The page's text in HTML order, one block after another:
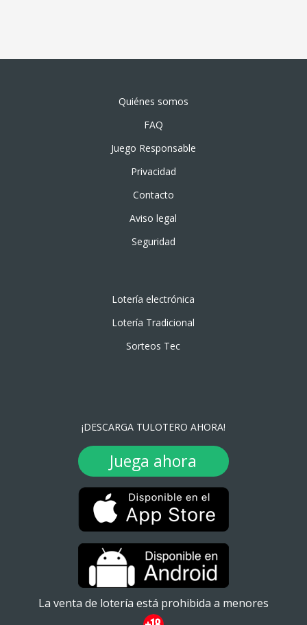
Quiénes somos
FAQ
Juego Responsable
Privacidad
Contacto
Aviso legal
Seguridad
Lotería electrónica
Lotería Tradicional
Sorteos Tec
¡DESCARGA TULOTERO AHORA!
Juega ahora
La venta de lotería está prohibida a menores